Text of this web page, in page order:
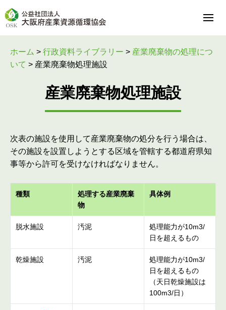
ホーム > 行政資料ライブラリー > 産業廃棄物の処理につ
いて > 産業廃棄物処理施設
産業廃棄物処理施設
次表の施設を使用して産業廃棄物の処分を行う場合は、
その施設を設置しようとする区域を管轄する都道府県知
事等から許可を受けなければなりません。
種類
処理する産業廃棄
物
具体例
脱水施設 汚泥
処理能力が10m3/
日を超えるもの
乾燥施設 汚泥
処理能力が10m3/
日を超えるもの
（天日乾燥施設は
100m3/日）